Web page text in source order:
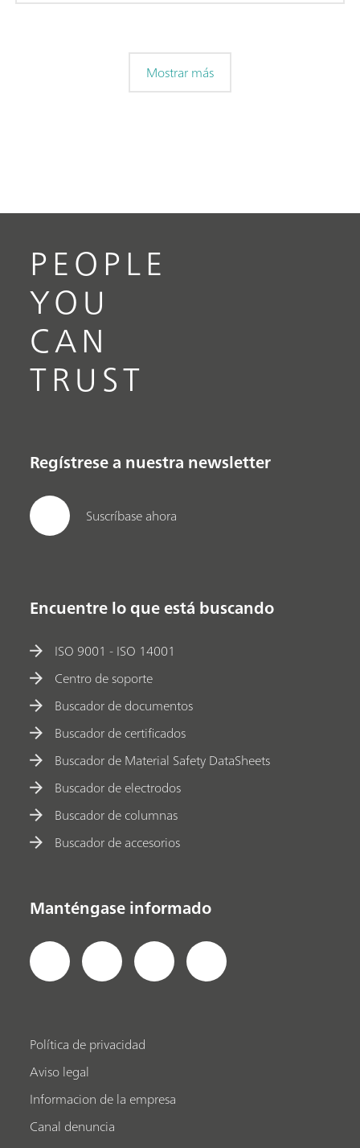
Mostrar más
PEOPLE
YOU
CAN
TRUST
Regístrese a nuestra newsletter
Suscríbase ahora
Encuentre lo que está buscando
ISO 9001 - ISO 14001
Centro de soporte
Buscador de documentos
Buscador de certificados
Buscador de Material Safety DataSheets
Buscador de electrodos
Buscador de columnas
Buscador de accesorios
Manténgase informado
Política de privacidad
Aviso legal
Informacion de la empresa
Canal denuncia